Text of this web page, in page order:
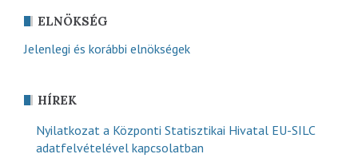
ELNÖKSÉG
Jelenlegi és korábbi elnökségek
HÍREK
Nyilatkozat a Központi Statisztikai Hivatal EU-SILC
adatfelvételével kapcsolatban